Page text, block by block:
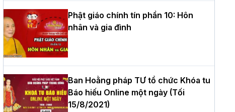
Hòa thượng Thích Quảng Tùng tái đắc
cử Trưởng BTS GHPGVN thành phố Hải
Phòng nhiệm kỳ 2026 – 2031
Phật giáo chính tín phần 10: Hôn
nhân và gia đình
Ban Hoằng pháp TƯ tổ chức Khóa tu
Báo hiếu Online một ngày (Tối
15/8/2021)